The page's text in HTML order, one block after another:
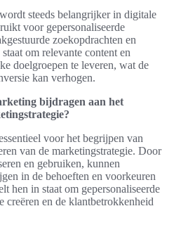
steeds belangrijker in digitale
voor gepersonaliseerde
zoekopdrachten en
om relevante content en
doelgroepen te leveren, wat de
kan verhogen.
bijdragen aan het
voor het begrijpen van
van de marketingstrategie. Door
en gebruiken, kunnen
in de behoeften en voorkeuren
hen in staat om gepersonaliseerde
creëren en de klantbetrokkenheid